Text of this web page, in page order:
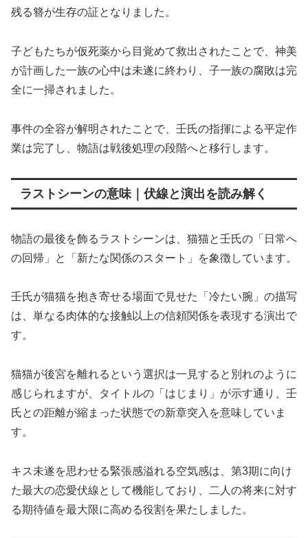
残る簪が生存の証となりました。
子どもたちが仮死薬から目覚めて救出されたことで、神美
が計画した一族の心中は未遂に終わり、子一族の腐敗は完
全に一掃されました。
事件の全容が解明されたことで、壬氏の指揮による平定作
業は完了し、物語は戦後処理の段階へと移行します。
ラストシーンの意味｜伏線と演出を読み解く
物語の最後を飾るラストシーンは、猫猫と壬氏の「日常へ
の回帰」と「新たな関係のスタート」を象徴しています。
壬氏が猫猫を抱き寄せる場面で見せた「冷たい腕」の描写
は、単なる肉体的な接触以上の信頼関係を表現する演出で
す。
猫猫が後宮を離れるという選択は一見すると別れのように
感じられますが、タイトルの「はじまり」が示す通り、壬
氏との距離が縮まった状態での新章突入を意味していま
す。
キス未遂を思わせる緊張感溢れる空気感は、第3期に向け
た最大の恋愛伏線として機能しており、二人の将来に対す
る期待値を最大限に高める役割を果たしました。